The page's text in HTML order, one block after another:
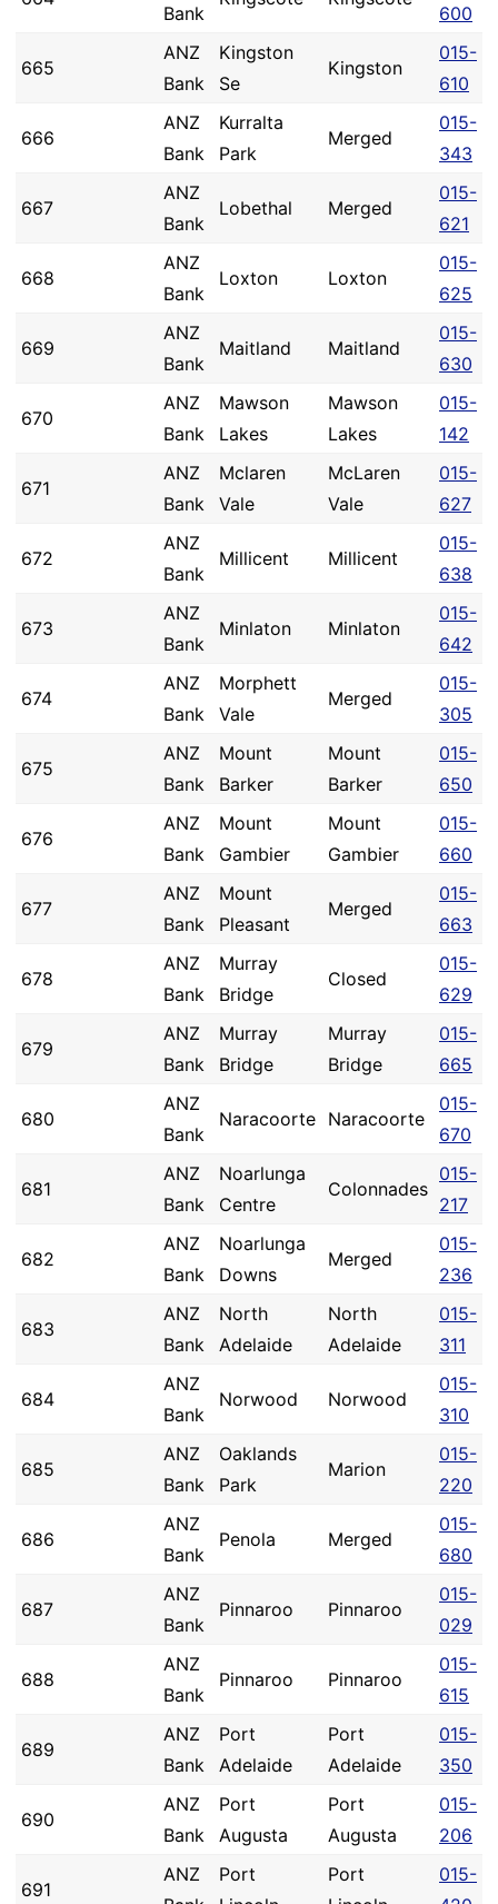
Bank
600
665
ANZ
Bank
Kingston
Se
Kingston
015-
610
666
ANZ
Bank
Kurralta
Park
Merged
015-
343
667
ANZ
Bank
Lobethal Merged
015-
621
668
ANZ
Bank
Loxton Loxton
015-
625
669
ANZ
Bank
Maitland Maitland
015-
630
670
ANZ
Bank
Mawson
Lakes
Mawson
Lakes
015-
142
671
ANZ
Bank
Mclaren
Vale
McLaren
Vale
015-
627
672
ANZ
Bank
Millicent Millicent
015-
638
673
ANZ
Bank
Minlaton Minlaton
015-
642
674
ANZ
Bank
Morphett
Vale
Merged
015-
305
675
ANZ
Bank
Mount
Barker
Mount
Barker
015-
650
676
ANZ
Bank
Mount
Gambier
Mount
Gambier
015-
660
677
ANZ
Bank
Mount
Pleasant
Merged
015-
663
678
ANZ
Bank
Murray
Bridge
Closed
015-
629
679
ANZ
Bank
Murray
Bridge
Murray
Bridge
015-
665
680
ANZ
Bank
Naracoorte Naracoorte
015-
670
681
ANZ
Bank
Noarlunga
Centre
Colonnades
015-
217
682
ANZ
Bank
Noarlunga
Downs
Merged
015-
236
683
ANZ
Bank
North
Adelaide
North
Adelaide
015-
311
684
ANZ
Bank
Norwood Norwood
015-
310
685
ANZ
Bank
Oaklands
Park
Marion
015-
220
686
ANZ
Bank
Penola Merged
015-
680
687
ANZ
Bank
Pinnaroo Pinnaroo
015-
029
688
ANZ
Bank
Pinnaroo Pinnaroo
015-
615
689
ANZ
Bank
Port
Adelaide
Port
Adelaide
015-
350
690
ANZ
Bank
Port
Augusta
Port
Augusta
015-
206
691
ANZ
Port
Port
015-